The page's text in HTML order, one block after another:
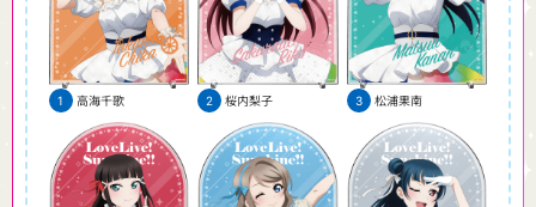
高海千歌 桜内梨子 松浦果南